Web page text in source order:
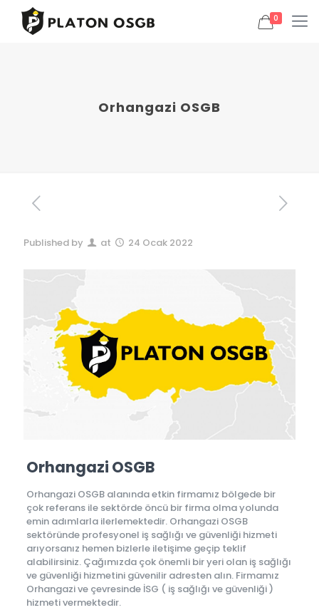
0
Orhangazi OSGB
Published by at 24 Ocak 2022
Orhangazi OSGB
Orhangazi OSGB alanında etkin firmamız bölgede bir
çok referans ile sektörde öncü bir firma olma yolunda
emin adımlarla ilerlemektedir. Orhangazi OSGB
sektöründe profesyonel iş sağlığı ve güvenliği hizmeti
arıyorsanız hemen bizlerle iletişime geçip teklif
alabilirsiniz. Çağımızda çok önemli bir yeri olan iş sağlığı
ve güvenliği hizmetini güvenilir adresten alın. Firmamız
Orhangazi ve çevresinde İSG ( iş sağlığı ve güvenliği )
hizmeti vermektedir.